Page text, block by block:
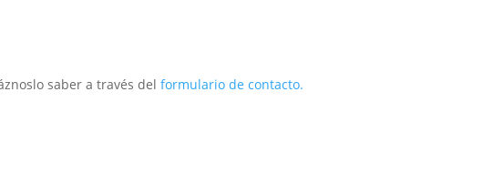
saber a través delformulario de contacto.